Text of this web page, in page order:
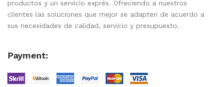
productos y un servicio exprés. Ofreciendo a nuestros
clientes las soluciones que mejor se adapten de acuerdo a
sus necesidades de calidad, servicio y presupuesto.
Payment: